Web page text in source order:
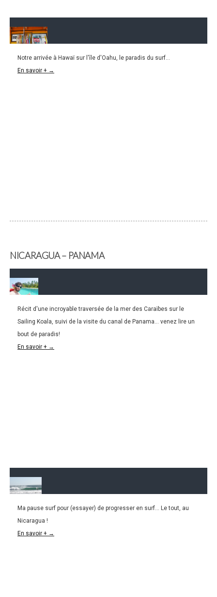
21.03.2016
Notre arrivée à Hawaï sur l'île d'Oahu, le paradis du surf...
En savoir + →
NICARAGUA – PANAMA
05.03.2016
Récit d'une incroyable traversée de la mer des Caraïbes sur le
Sailing Koala, suivi de la visite du canal de Panama... venez lire un
bout de paradis!
En savoir + →
04.03.2016
Ma pause surf pour (essayer) de progresser en surf... Le tout, au
Nicaragua !
En savoir + →